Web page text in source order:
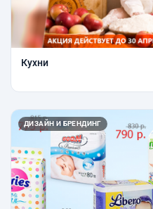
Кухни
ДИЗАЙН И БРЕНДИНГ